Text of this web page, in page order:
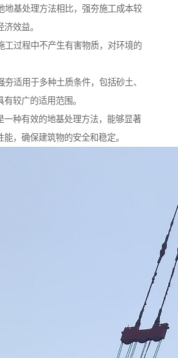
地基处理方法相比，强夯施工成本较
效益。
工过程中不产生有害物质，对环境的
夯适用于多种土质条件，包括砂土、
较广的适用范围。
一种有效的地基处理方法，能够显著
，确保建筑物的安全和稳定。